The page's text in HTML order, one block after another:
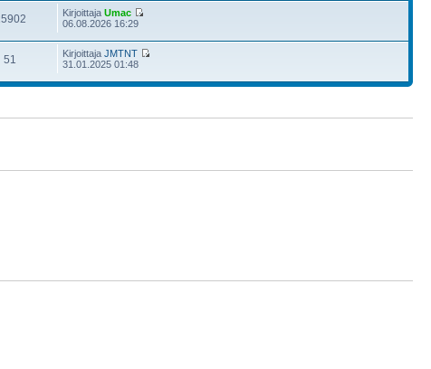
KirjoittajaUmac
06.08.2026 16:29
51 KirjoittajaJMTNT
31.01.2025 01:48